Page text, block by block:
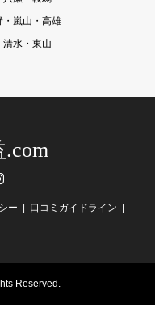
・嵐山・高雄
清水・東山
ー
口コミガイドライン
Reserved.